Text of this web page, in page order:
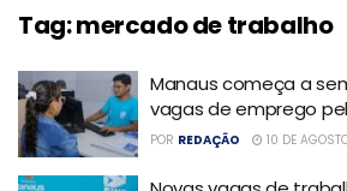
Tag:mercado de trabalho
Manaus começa a
vagas de emprego
POR REDAÇÃO 10 DE